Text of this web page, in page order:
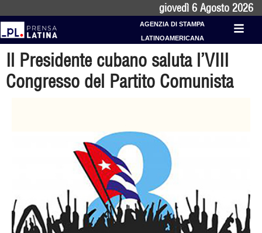
giovedì 6 Agosto 2026
AGENZIA DI STAMPA
LATINOAMERICANA
Il Presidente cubano saluta l’VIII
Congresso del Partito Comunista